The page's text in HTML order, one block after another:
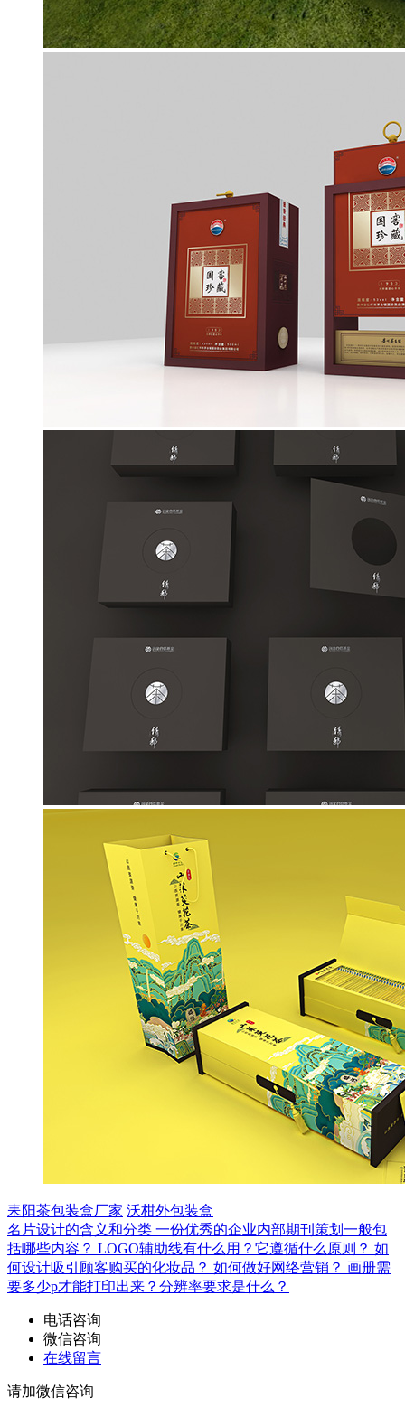
耒阳茶包装盒厂家 沃柑外包装盒
名片设计的含义和分类 一份优秀的企业内部期刊策划一般包
括哪些内容？ LOGO辅助线有什么用？它遵循什么原则？ 如
何设计吸引顾客购买的化妆品？ 如何做好网络营销？ 画册需
要多少p才能打印出来？分辨率要求是什么？
电话咨询
微信咨询
在线留言
请加微信咨询